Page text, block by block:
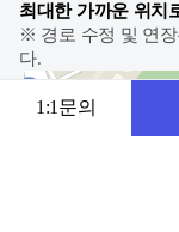
최대한 가까운 위치
※ 경로 수정 및 연장
다.
1:1문의